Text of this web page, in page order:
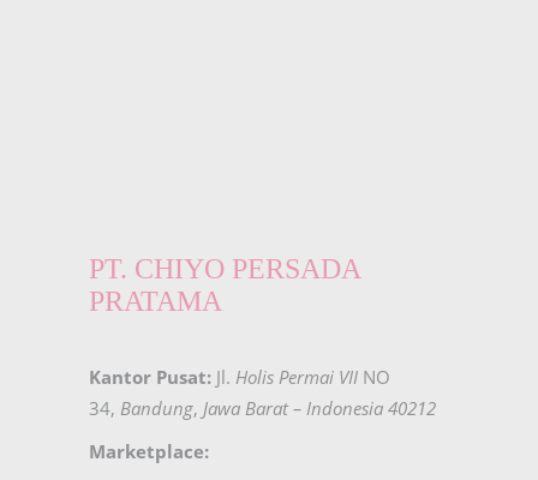
PT. CHIYO PERSADA
PRATAMA
Kantor Pusat: Jl. Holis Permai VII NO
34, Bandung, Jawa Barat – Indonesia 40212
Marketplace: